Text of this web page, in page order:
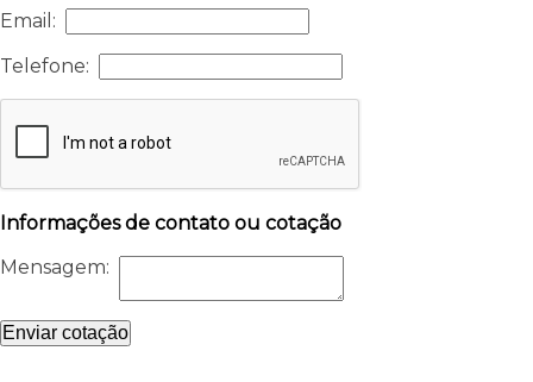
Email:
Telefone:
Informações de contato ou cotação
Mensagem:
Enviar cotação